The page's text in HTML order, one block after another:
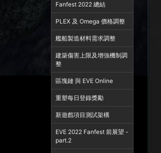
Fanfest 2022 總結
PLEX 及 Omega 價格調整
艦船製造材料需求調整
建築傷害上限及增強機制調
整
區塊鏈 與 EVE Online
重塑每日登錄獎勵
新遊戲項目測試架構
EVE 2022 Fanfest 前展望 -
part.2